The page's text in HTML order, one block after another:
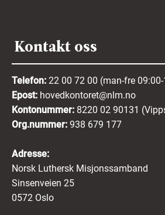
Kontakt oss
Telefon: 22 00 72 00 (man-fre
Epost: hovedkontoret@nlm.no
Kontonummer: 8220 02 90131
Org.nummer: 938 679 177
Adresse:
Norsk Luthersk Misjonssamband
Sinsenveien 25
0572 Oslo